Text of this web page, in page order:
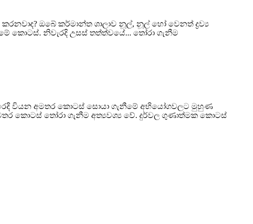
ඔබේ කර්මාන්ත ශාලාව නූල්, නූල් හෝ වෙනත් ද්‍රව්‍ය
කොටස්. නිවැරදි උසස් තත්ත්වයේ... තෝරා ගැනීම
වියන අමතර කොටස් සොයා ගැනීමේ අභියෝගවලට මුහුණ
කොටස් තෝරා ගැනීම අත්‍යවශ්‍ය වේ. දුර්වල ගුණාත්මක කොටස්